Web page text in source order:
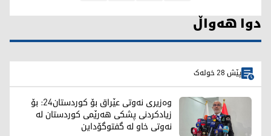
دوا هەواڵ
پێش 28 خولەک
وەزیری نەوتی عێراق بۆ کوردستان24: بۆ
زیادکردنی پشکی هەرێمی کوردستان لە
نەوتی خاو لە گفتوگۆداین